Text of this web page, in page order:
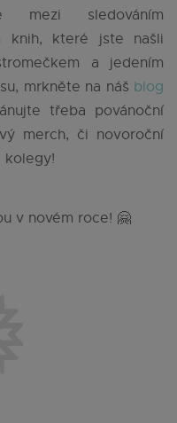
mezi sledováním
knih, které jste našli
a jedením
mrkněte na náš blog
třeba povánoční
merch, či novoroční
kolegy!
v novém roce! 🤗